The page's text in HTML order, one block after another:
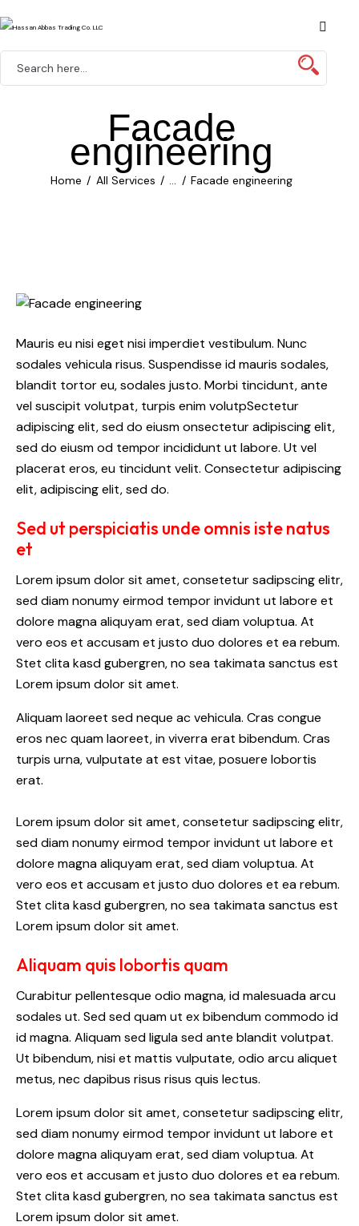
Facade
engineering
Home All Services ... Facade engineering
Mauris eu nisi eget nisi imperdiet vestibulum. Nunc
sodales vehicula risus. Suspendisse id mauris sodales,
blandit tortor eu, sodales justo. Morbi tincidunt, ante
vel suscipit volutpat, turpis enim volutpSectetur
adipiscing elit, sed do eiusm onsectetur adipiscing elit,
sed do eiusm od tempor incididunt ut labore. Ut vel
placerat eros, eu tincidunt velit. Consectetur adipiscing
elit, adipiscing elit, sed do.
Sed ut perspiciatis unde omnis iste natus
et
Lorem ipsum dolor sit amet, consetetur sadipscing elitr,
sed diam nonumy eirmod tempor invidunt ut labore et
dolore magna aliquyam erat, sed diam voluptua. At
vero eos et accusam et justo duo dolores et ea rebum.
Stet clita kasd gubergren, no sea takimata sanctus est
Lorem ipsum dolor sit amet.
Aliquam laoreet sed neque ac vehicula. Cras congue
eros nec quam laoreet, in viverra erat bibendum. Cras
turpis urna, vulputate at est vitae, posuere lobortis
erat.
Lorem ipsum dolor sit amet, consetetur sadipscing elitr,
sed diam nonumy eirmod tempor invidunt ut labore et
dolore magna aliquyam erat, sed diam voluptua. At
vero eos et accusam et justo duo dolores et ea rebum.
Stet clita kasd gubergren, no sea takimata sanctus est
Lorem ipsum dolor sit amet.
Aliquam quis lobortis quam
Curabitur pellentesque odio magna, id malesuada arcu
sodales ut. Sed sed quam ut ex bibendum commodo id
id magna. Aliquam sed ligula sed ante blandit volutpat.
Ut bibendum, nisi et mattis vulputate, odio arcu aliquet
metus, nec dapibus risus risus quis lectus.
Lorem ipsum dolor sit amet, consetetur sadipscing elitr,
sed diam nonumy eirmod tempor invidunt ut labore et
dolore magna aliquyam erat, sed diam voluptua. At
vero eos et accusam et justo duo dolores et ea rebum.
Stet clita kasd gubergren, no sea takimata sanctus est
Lorem ipsum dolor sit amet.